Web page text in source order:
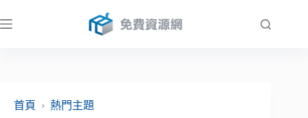
至
首頁
› 熱門主題